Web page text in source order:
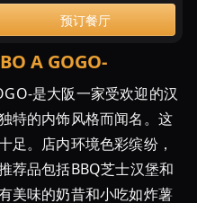
预订餐厅
A GOGO-
是大阪一家受欢迎的汉
特的内饰风格而闻名。这
足。店内环境色彩缤纷，
荐品包括BBQ芝士汉堡和
美味的奶昔和小吃如炸薯